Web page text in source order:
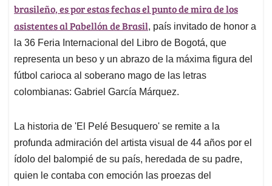
p
p
o
k
I
n
s
brasileño, es por estas fechas el punto de mira de los
asistentes al Pabellón de Brasil, país invitado de honor a
la 36 Feria Internacional del Libro de Bogotá, que
representa un beso y un abrazo de la máxima figura del
fútbol carioca al soberano mago de las letras
colombianas: Gabriel García Márquez.
La historia de 'El Pelé Besuquero' se remite a la
profunda admiración del artista visual de 44 años por el
ídolo del balompié de su país, heredada de su padre,
quien le contaba con emoción las proezas del